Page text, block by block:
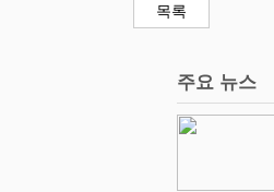
목록
주요 뉴스